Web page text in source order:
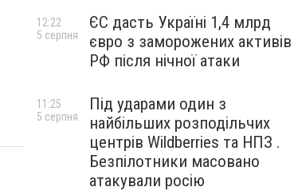
ЄС дасть Україні 1,4 млрд
євро з заморожених активів
РФ після нічної атаки
12:22
5 серпня
Під ударами один з
найбільших розподільчих
центрів Wildberries та НПЗ .
Безпілотники масовано
атакували росію
11:25
5 серпня